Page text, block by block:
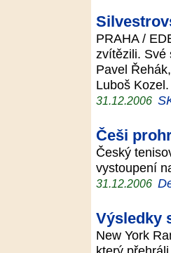
PRAHA /
zvítězili. Své
Pavel
Luboš
31.12.2006
Češi
Český
vystoupení
31.12.2006
Výsledky
New York